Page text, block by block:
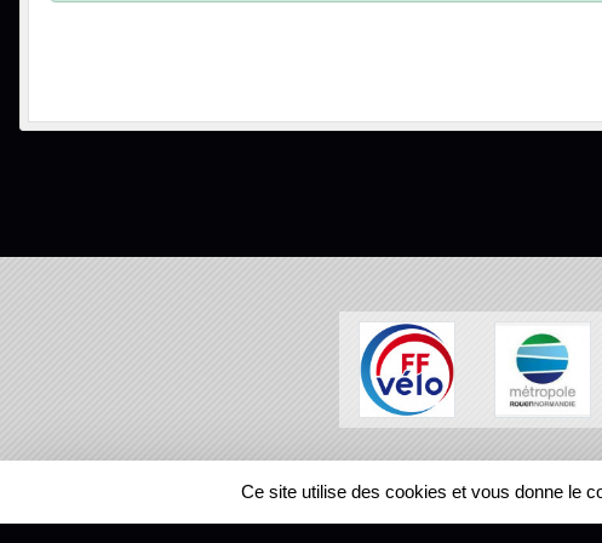
REGIONS
Ce site utilise des cookies et vous donne le